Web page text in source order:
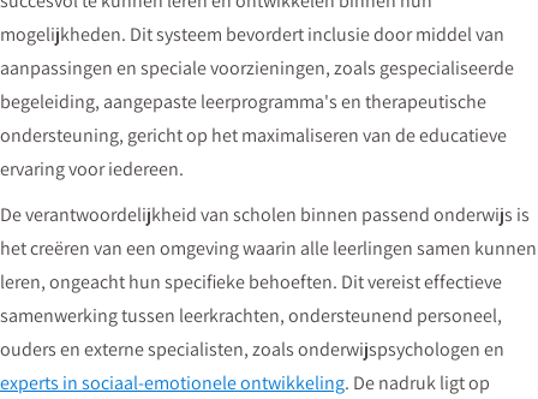
mogelijkheden. Dit systeem bevordert inclusie door middel van
aanpassingen en speciale voorzieningen, zoals gespecialiseerde
begeleiding, aangepaste leerprogramma's en therapeutische
ondersteuning, gericht op het maximaliseren van de educatieve
ervaring voor iedereen.
De verantwoordelijkheid van scholen binnen passend onderwijs is
het creëren van een omgeving waarin alle leerlingen samen kunnen
leren, ongeacht hun specifieke behoeften. Dit vereist effectieve
samenwerking tussen leerkrachten, ondersteunend personeel,
ouders en externe specialisten, zoals onderwijspsychologen en
experts in sociaal-emotionele ontwikkeling. De nadruk ligt op